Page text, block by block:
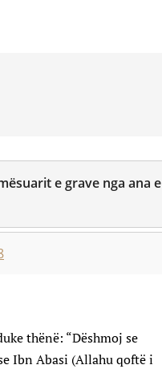
e grave nga ana e
thënë: “Dëshmoj se